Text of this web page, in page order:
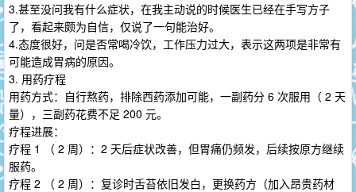
3.甚至没问我有什么症状，在我主动说的时候医生已经在手写方子
了，看起来颇为自信，仅说了一句能治好。
4.态度很好，问是否常喝冷饮，工作压力过大，表示这两项是非常有
可能造成胃病的原因。
3. 用药疗程
用药方式：自行熬药，排除西药添加可能，一副药分 6 次服用（ 2 天
量），三副药花费不足 200 元。
疗程进展：
疗程 1 （ 2 周）：2 天后症状改善，但胃痛仍频发，后续按原方继续
服药。
疗程 2 （ 2 周）：复诊时舌苔依旧发白，更换药方（加入昂贵药材